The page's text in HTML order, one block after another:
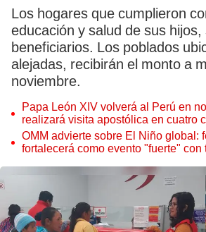
Los hogares que cumplieron
educación y salud de sus
beneficiarios. Los poblados
alejadas, recibirán el monto a
noviembre.
Papa León XIV volverá al Perú en
realizará visita apostólica en cuatro
OMM advierte sobre El Niño global:
fortalecerá como evento "fuerte" con